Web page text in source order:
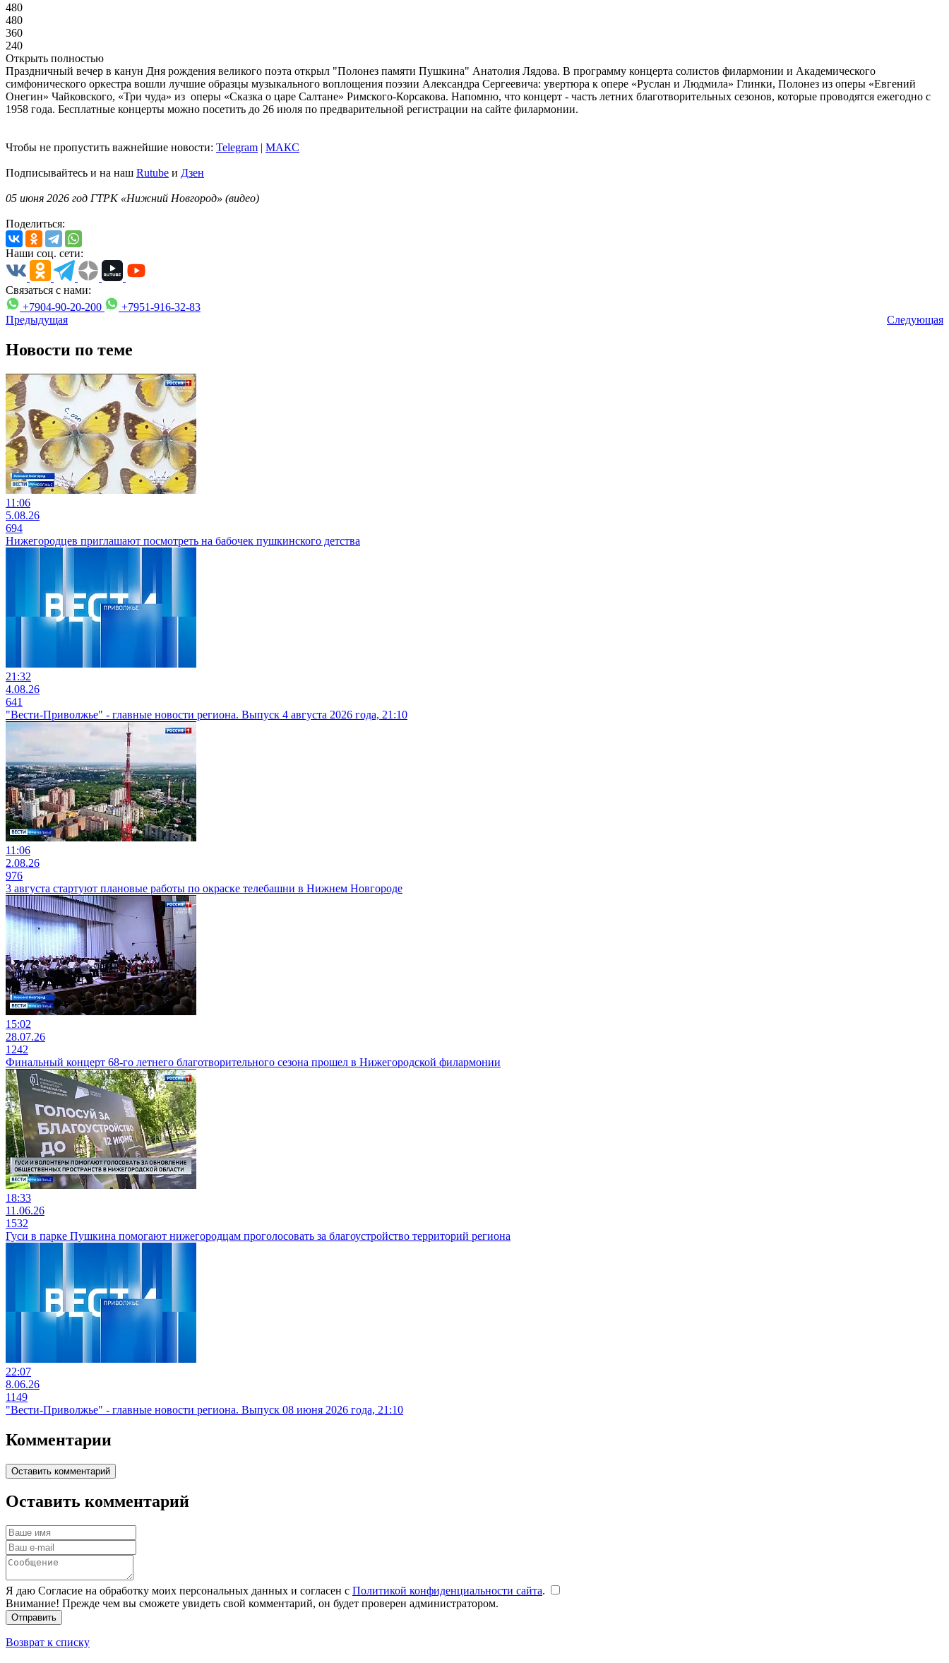
480
480
360
240
Открыть полностью
Праздничный вечер в канун Дня рождения великого поэта открыл "Полонез памяти Пушкина" Анатолия Лядова. В программу концерта солистов филармонии и Академического
симфонического оркестра вошли лучшие образцы музыкального воплощения поэзии Александра Сергеевича: увертюра к опере «Руслан и Людмила» Глинки, Полонез из оперы «Евгений
Онегин» Чайковского, «Три чуда» из оперы «Сказка о царе Салтане» Римского-Корсакова. Напомню, что концерт - часть летних благотворительных сезонов, которые проводятся ежегодно с
1958 года. Бесплатные концерты можно посетить до 26 июля по предварительной регистрации на сайте филармонии.
Чтобы не пропустить важнейшие новости: Telegram | MAКС
Подписывайтесь и на наш Rutube и Дзен
05 июня 2026 год ГТРК «Нижний Новгород» (видео)
Поделиться:
Наши соц. сети:
Связаться с нами:
+7904-90-20-200
+7951-916-32-83
Предыдущая
Следующая
Новости по теме
11:06
5.08.26
694
Нижегородцев приглашают посмотреть на бабочек пушкинского детства
21:32
4.08.26
641
"Вести-Приволжье" - главные новости региона. Выпуск 4 августа 2026 года, 21:10
11:06
2.08.26
976
3 августа стартуют плановые работы по окраске телебашни в Нижнем Новгороде
15:02
28.07.26
1242
Финальный концерт 68-го летнего благотворительного сезона прошел в Нижегородской филармонии
18:33
11.06.26
1532
Гуси в парке Пушкина помогают нижегородцам проголосовать за благоустройство территорий региона
22:07
8.06.26
1149
"Вести-Приволжье" - главные новости региона. Выпуск 08 июня 2026 года, 21:10
Комментарии
Оставить комментарий
Оставить комментарий
Я даю Согласие на обработку моих персональных данных и согласен с Политикой конфиденциальности сайта.
Внимание! Прежде чем вы сможете увидеть свой комментарий, он будет проверен администратором.
Отправить
Возврат к списку